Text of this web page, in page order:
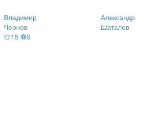
Владимир
Чернов
👕15 ⚽6
Александр
Шаталов